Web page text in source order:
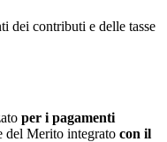
dei contributi e delle tasse
per i pagamenti
del Merito integrato con il